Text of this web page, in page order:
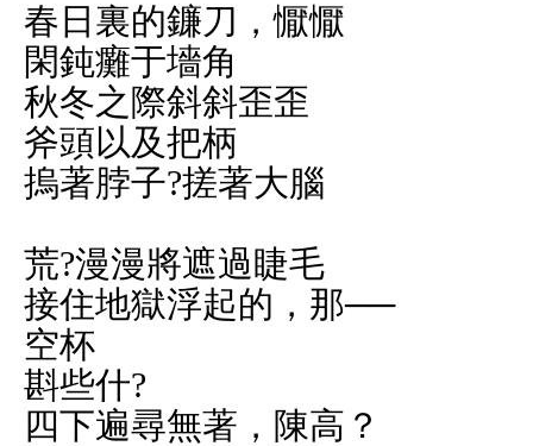
春日裏的鐮刀，懨懨
閑鈍癱于墻角
秋冬之際斜斜歪歪
斧頭以及把柄
摀著脖子?搓著大腦
荒?漫漫將遮過睫毛
接住地獄浮起的，那──
空杯
斟些什?
四下遍尋無著，陳高？